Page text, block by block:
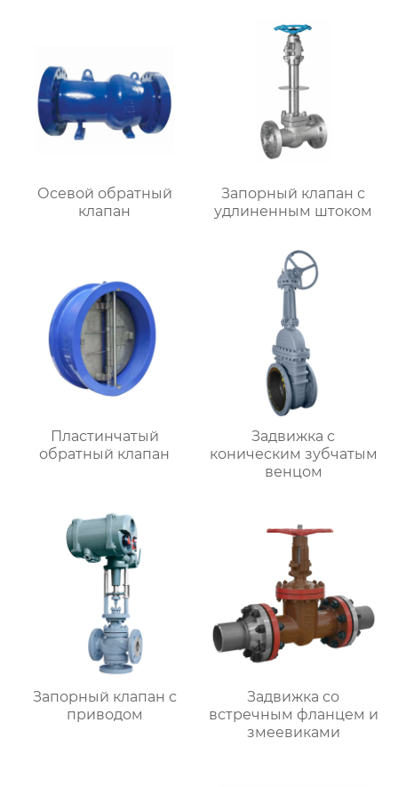
Осевой обратный
клапан
Запорный клапан с
удлиненным штоком
Пластинчатый
обратный клапан
Задвижка с
коническим зубчатым
венцом
Запорный клапан с
приводом
Задвижка со
встречным фланцем и
змеевиками